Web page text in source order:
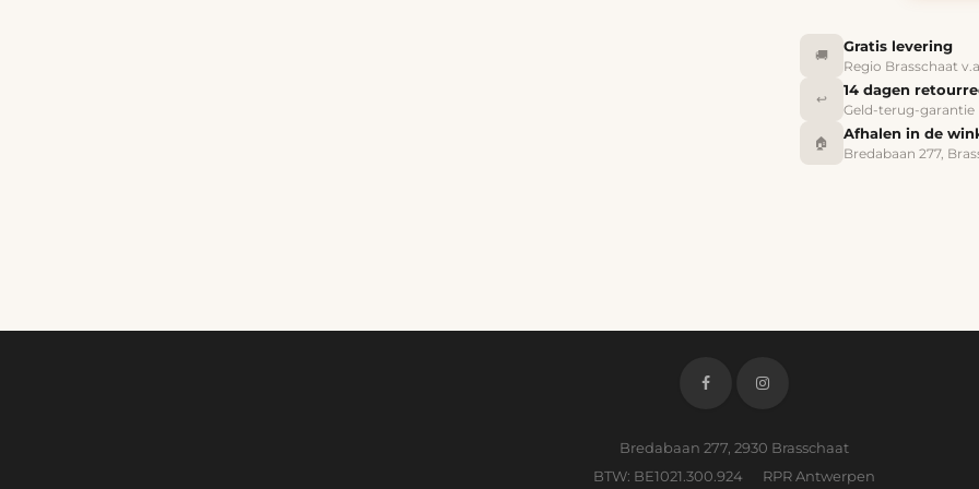
🚚
Gratis levering
Regio Brasschaat
↩️
14 dagen
Geld-terug-garantie
🏠
Afhalen in de
Bredabaan 277,
Bredabaan 277, 2930 Brasschaat
BTW: BE1021.300.924 RPR Antwerpen